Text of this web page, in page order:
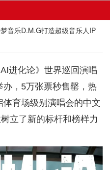
音乐D.M.G打造超级音乐人IP
进化论》世界巡回演唱
，5万张票秒售罄，热
育场级别演唱会的中文
立了新的标杆和榜样力